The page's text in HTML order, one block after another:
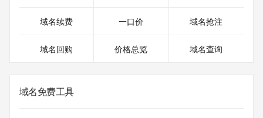
域名续费 一口价 域名抢注
域名回购 价格总览 域名查询
域名免费工具